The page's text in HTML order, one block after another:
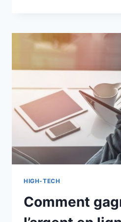
FAIRE
DES
QUELS
SONT
LES
CHIFFRES
CLÉS
HIGH-TECH
Comment